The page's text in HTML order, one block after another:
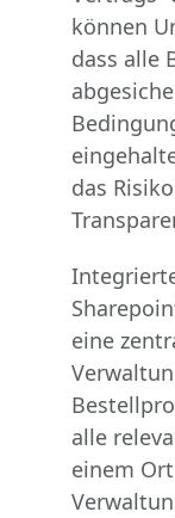
können
dass alle
das
eine
alle
einem